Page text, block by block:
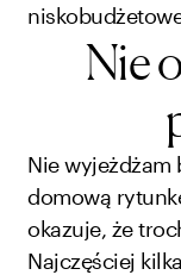
Nie
Nie wyjeżdżam
domową
okazuje, że
Najczęściej